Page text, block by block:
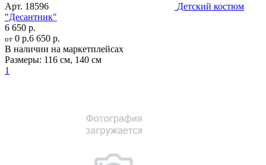
Арт. 18596
Детский костюм
"Десантник"
6 650 р.
от 0 р.6 650 р.
В наличии на маркетплейсах
Размеры: 116 см, 140 см
1